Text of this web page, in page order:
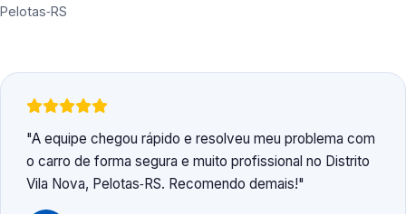
Pelotas‑RS
A equipe chegou rápido e resolveu meu problema com
o carro de forma segura e muito profissional no Distrito
Vila Nova, Pelotas‑RS. Recomendo demais!